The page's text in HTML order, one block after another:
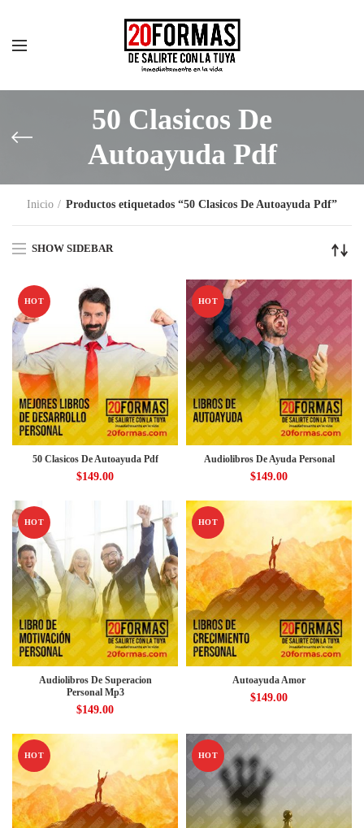
50 Clasicos De
Autoayuda Pdf
Inicio Productos etiquetados “50 Clasicos De Autoayuda Pdf”
SHOW SIDEBAR
HOT
50 Clasicos De Autoayuda Pdf
$149.00
HOT
Audiolibros De Ayuda Personal
$149.00
HOT
Audiolibros De Superacion
Personal Mp3
$149.00
HOT
Autoayuda Amor
$149.00
HOT HOT